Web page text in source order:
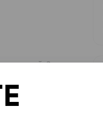
Зип
зип пакет
в упаковках